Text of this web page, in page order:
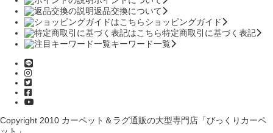
返品交換について
ショッピングガイド
特定商取引に基づく表記
キーワード一覧
Copyright 2010 カーペット＆ラグ通販の大型専門店「びっくりカーペ